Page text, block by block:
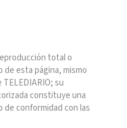
total o
esta página, mismo
su
constituye una
conformidad con las